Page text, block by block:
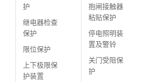
护
继电器检查
保护
限位保护
上下极限保
护装置
抱闸接触器
粘贴保护
停电照明装
置及警铃
关门受阻保
护